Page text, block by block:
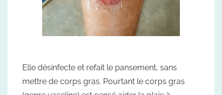
Elle désinfecte et refait le pansement, sans
mettre de corps gras. Pourtant le corps gras